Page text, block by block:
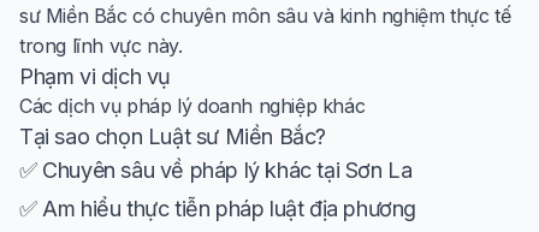
sư Miền Bắc có chuyên môn sâu và kinh nghiệm thực tế
trong lĩnh vực này.
Phạm vi dịch vụ
Các dịch vụ pháp lý doanh nghiệp khác
Tại sao chọn Luật sư Miền Bắc?
✅ Chuyên sâu về pháp lý khác tại Sơn La
✅ Am hiểu thực tiễn pháp luật địa phương